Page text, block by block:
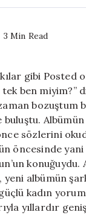
3 Min Read
gibi Posted
ben miyim?”
bozuştum
Albümün
sözlerini
öncesinde
konuğuydu.
yeni albümün
kadın
yıllardır